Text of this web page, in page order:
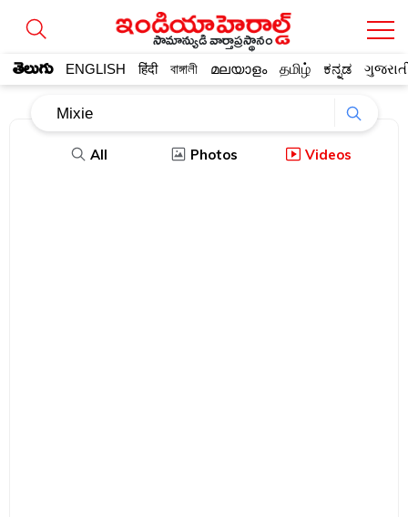
సామాన్యుడి వార్తాప్రస్థానం
తెలుగు ENGLISH हिंदी বাঙ্গালী മലയാളം தமிழ் ಕನ್ನಡ
All Photos Videos